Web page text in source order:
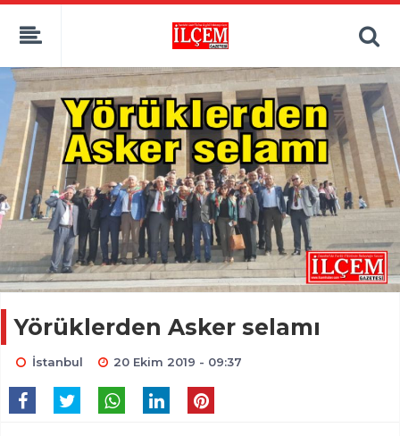
Yörüklerden Asker selamı
İstanbul 20 Ekim 2019 - 09:37